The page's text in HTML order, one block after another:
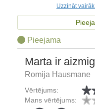
Uzzināt
Pieejama
Marta ir
Romija Hausmane
Vērtējums:
Mans vērtējums: